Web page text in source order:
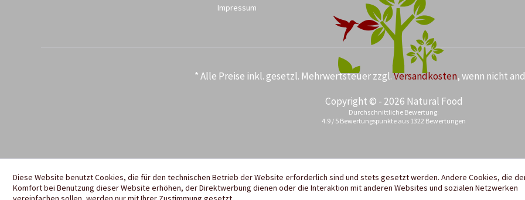
Impressum
* Alle Preise inkl. gesetzl. Mehrwertsteuer zzgl.Versandkosten, wenn nicht
Copyright © - 2026 Natural Food
Durchschnittliche Bewertung:
4.9 / 5 Bewertungspunkte aus 1322 Bewertungen
Diese Website benutzt Cookies, die für den technischen Betrieb der Website erforderlich sind und stets gesetzt werden. Andere Cookies, die
Komfort bei Benutzung dieser Website erhöhen, der Direktwerbung dienen oder die Interaktion mit anderen Websites und sozialen Netzwerken